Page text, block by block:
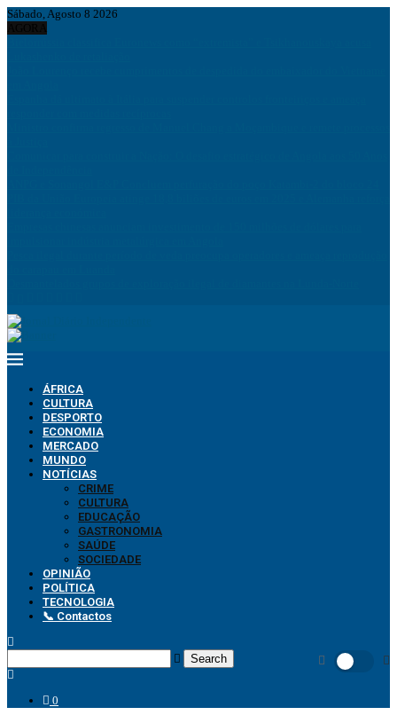
Sábado, Agosto 8 2026
ÁFRICA
CULTURA
DESPORTO
ECONOMIA
MERCADO
MUNDO
NOTÍCIAS
CRIME
CULTURA
EDUCAÇÃO
GASTRONOMIA
SAÚDE
SOCIEDADE
OPINIÃO
POLÍTICA
TECNOLOGIA
📞 Contactos
Search
0